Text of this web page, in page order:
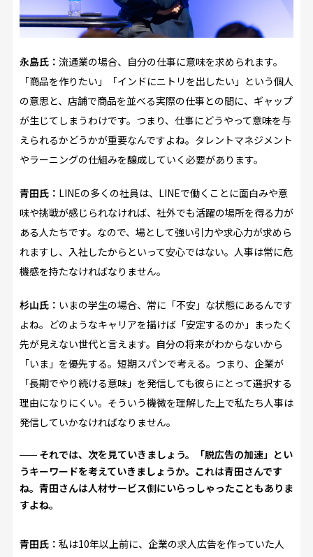
永島氏： 流通業の場合、自分の仕事に意味を求められます。
「商品を作りたい」「インドにニトリを出したい」という個人
の意思と、店舗で商品を並べる実際の仕事との間に、ギャップ
が生じてしまうわけです。つまり、仕事にどうやって意味を与
えられるかどうかが重要なんですよね。タレントマネジメント
やラーニングの仕組みを醸成していく必要があります。
青田氏： LINEの多くの社員は、LINEで働くことに面白みや意
味や挑戦が感じられなければ、社外でも活躍の場所を得る力が
ある人たちです。なので、場として強い引力や求心力が求めら
れますし、入社したからといって安心ではない。人事は常に危
機感を持たなければなりません。
杉山氏： いまの学生の場合、常に「不安」な状態にあるんです
よね。どのようなキャリアを描けば「安定するのか」まったく
先が見えない世代と言えます。自分の将来がわからないから
「いま」を優先する。短期スパンで考える。つまり、企業が
「長期でやり続ける意味」を発信しても彼らにとって選択する
理由になりにくい。そういう機微を理解した上で私たち人事は
発信していかなければなりません。
それでは、次を見ていきましょう。「脱広告の加速」とい
うキーワードを考えていきましょうか。これは青田さんです
ね。青田さんは人材サービス側にいらっしゃったこともありま
すよね。
青田氏： 私は10年以上前に、企業の求人広告を作っていた人